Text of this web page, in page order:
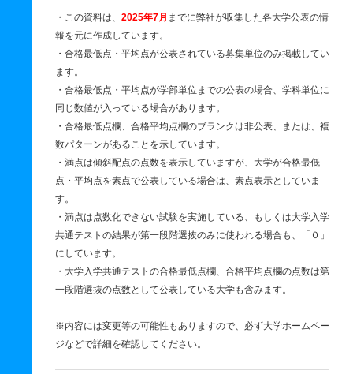
・この資料は、 2025年7月 までに弊社が収集した各大学公表の情
報を元に作成しています。
・合格最低点・平均点が公表されている募集単位のみ掲載してい
ます。
・合格最低点・平均点が学部単位までの公表の場合、学科単位に
同じ数値が入っている場合があります。
・合格最低点欄、合格平均点欄のブランクは非公表、または、複
数パターンがあることを示しています。
・満点は傾斜配点の点数を表示していますが、大学が合格最低
点・平均点を素点で公表している場合は、素点表示としていま
す。
・満点は点数化できない試験を実施している、もしくは大学入学
共通テストの結果が第一段階選抜のみに使われる場合も、「０」
にしています。
・大学入学共通テストの合格最低点欄、合格平均点欄の点数は第
一段階選抜の点数として公表している大学も含みます。
※内容には変更等の可能性もありますので、必ず大学ホームペー
ジなどで詳細を確認してください。